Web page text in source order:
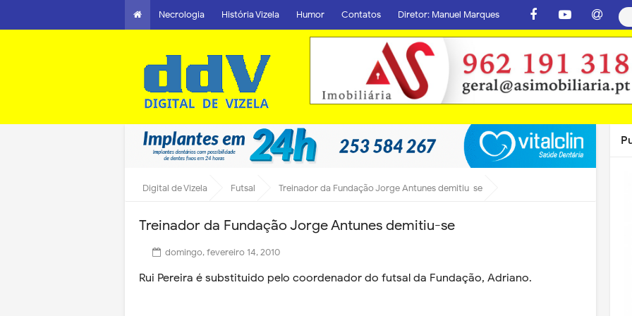
Necrologia História Vizela Humor Contatos Diretor: Manuel Marques
Digital de Vizela Futsal Treinador da Fundação Jorge Antunes demitiu-se
Treinador da Fundação Jorge Antunes demitiu-se
domingo, fevereiro 14, 2010
Rui Pereira é substituido pelo coordenador do futsal da Fundação, Adriano.